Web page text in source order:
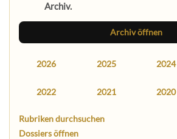
Archiv.
Archiv öffnen
2026 2025 2024
2022 2021 2020
Rubriken durchsuchen
Dossiers öffnen